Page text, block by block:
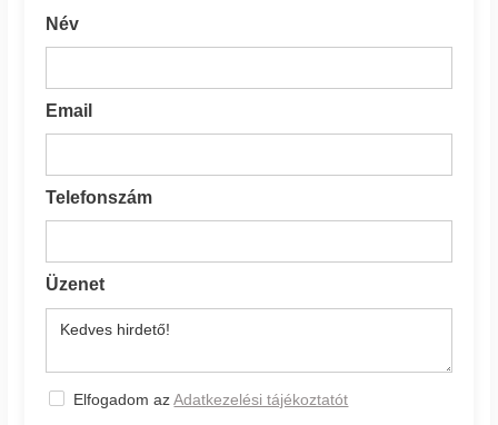
Név
Email
Telefonszám
Üzenet
Elfogadom azAdatkezelési tájékoztatót